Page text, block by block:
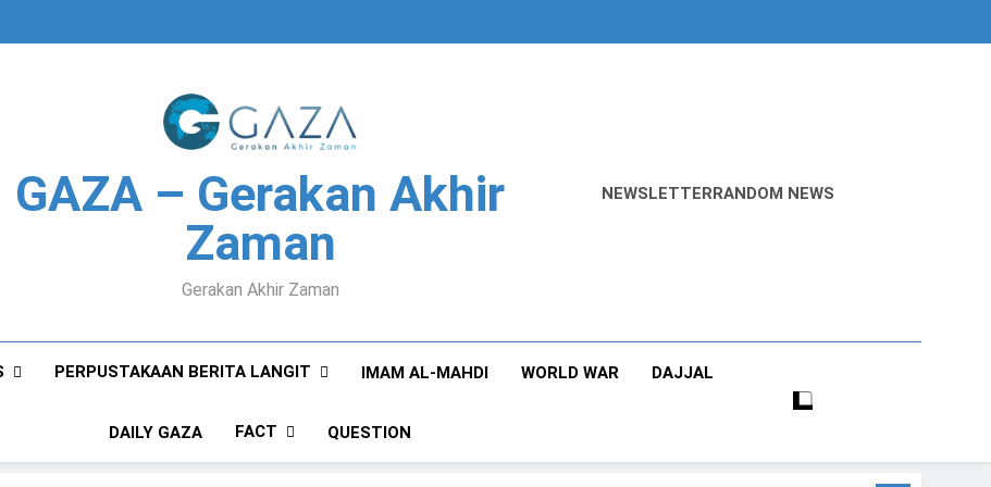
GAZA – Gerakan Akhir
Zaman
Gerakan Akhir Zaman
NEWSLETTERRANDOM NEWS
PERPUSTAKAAN BERITA LANGIT IMAM AL-MAHDI WORLD WAR DAJJAL
DAILY GAZA FACT QUESTION